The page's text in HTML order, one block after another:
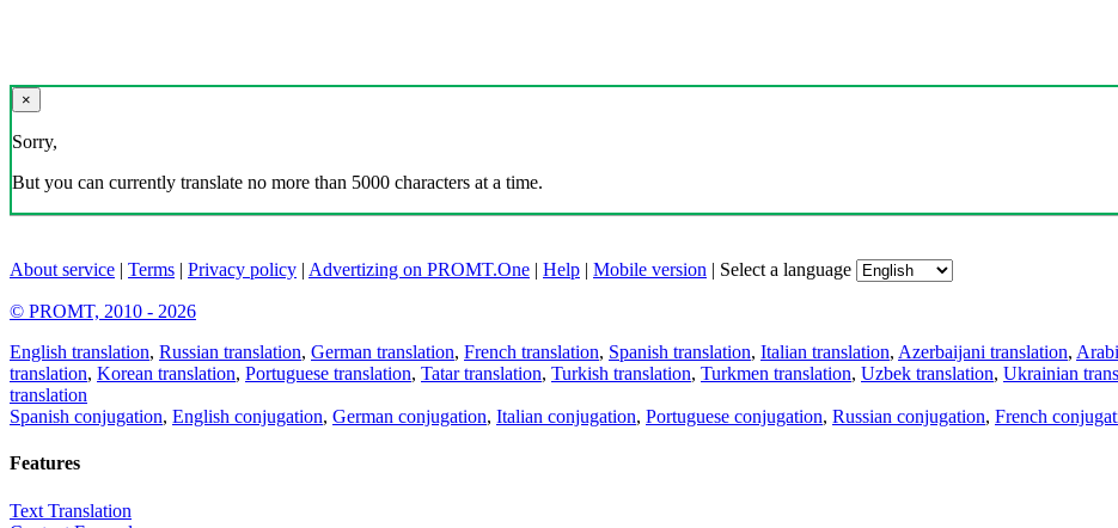
×
Sorry,
But you can currently translate no more than 5000 characters at a time.
About service | Terms | Privacy policy | Advertizing on PROMT.One | Help | Mobile version | Select a language
© PROMT, 2010 - 2026
English translation, Russian translation, German translation, French translation, Spanish translation, Italian translation, Azerbaijani translation,
translation, Korean translation, Portuguese translation, Tatar translation, Turkish translation, Turkmen translation, Uzbek translation, Ukrainian
translation
Spanish conjugation, English conjugation, German conjugation, Italian conjugation, Portuguese conjugation, Russian conjugation, French
Features
Text Translation